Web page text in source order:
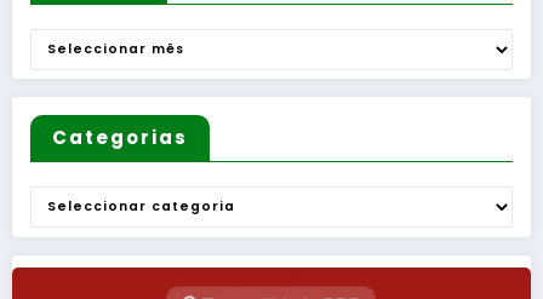
Arquivo
Categorias
Categorias